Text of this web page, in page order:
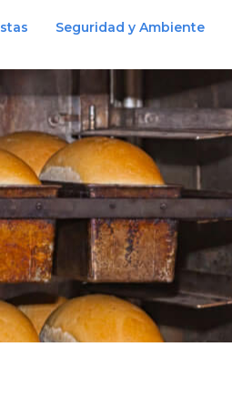
Seguridad y Ambiente